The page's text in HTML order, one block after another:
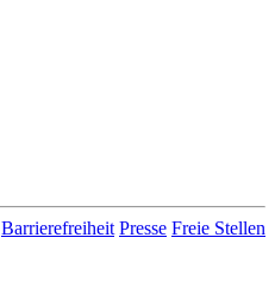
Barrierefreiheit Presse Freie Stellen